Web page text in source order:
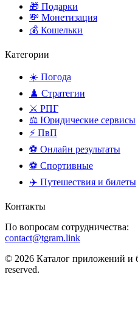
🎁 Подарки
💸 Монетизация
💰 Кошельки
Категории
☀️ Погода
♟️ Стратегии
⚔️ РПГ
⚖️ Юридические сервисы
⚡ ПвП
⚽ Онлайн результаты
⚽ Спортивные
✈️ Путешествия и билеты
Контакты
По вопросам сотрудничества:
contact@tgram.link
© 2026 Каталог приложений и
reserved.